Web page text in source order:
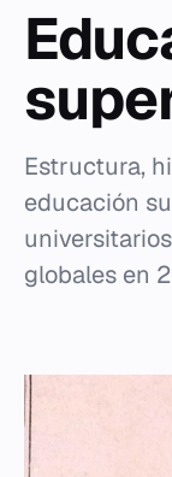
Estructura,
educación
globales en